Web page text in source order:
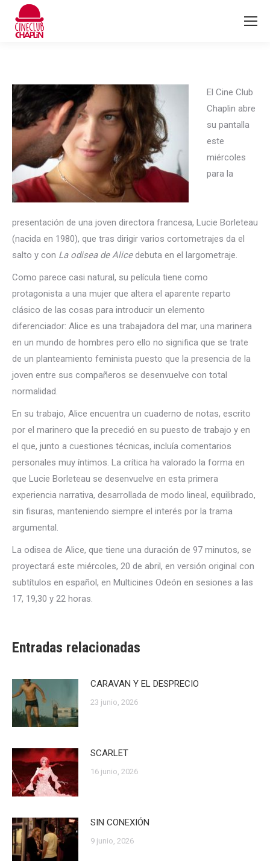
El Cine Club
Chaplin abre
su pantalla
este
miércoles
para la
presentación de una joven directora francesa, Lucie Borleteau
(nacida en 1980), que tras dirigir varios cortometrajes da el
salto y con La odisea de Alicedebuta en el largometraje.
Como parece casi natural, su película tiene como
protagonista a una mujer que altera el aparente reparto
clásico de las cosas para introducir un elemento
diferenciador: Alice es una trabajadora del mar, una marinera
en un mundo de hombres pero ello no significa que se trate
de un planteamiento feminista puesto que la presencia de la
joven entre sus compañeros se desenvuelve con total
normalidad.
En su trabajo, Alice encuentra un cuaderno de notas, escrito
por el marinero que la precedió en su puesto de trabajo y en
el que, junto a cuestiones técnicas, incluía comentarios
personales muy íntimos. La crítica ha valorado la forma en
que Lucie Borleteau se desenvuelve en esta primera
experiencia narrativa, desarrollada de modo lineal, equilibrado,
sin fisuras, manteniendo siempre el interés por la trama
argumental.
La odisea de Alice, que tiene una duración de 97 minutos, se
proyectará este miércoles, 20 de abril, en versión original con
subtítulos en español, en Multicines Odeón en sesiones a las
17, 19,30 y 22 horas.
Entradas relacionadas
CARAVAN Y EL DESPRECIO
23 junio, 2026
SCARLET
16 junio, 2026
SIN CONEXIÓN
9 junio, 2026